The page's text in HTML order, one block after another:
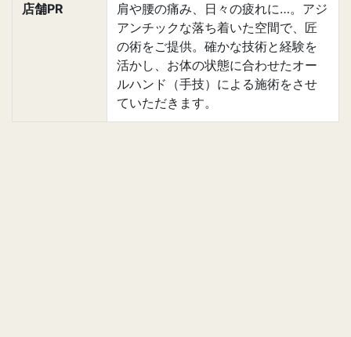
店舗PR
肩や腰の痛み、日々の疲れに…。アジ
アンチックな落ち着いた空間で、匠
の術をご提供。確かな技術と経験を
活かし、お体の状態に合わせたオー
ルハンド（手技）による施術をさせ
ていただきます。